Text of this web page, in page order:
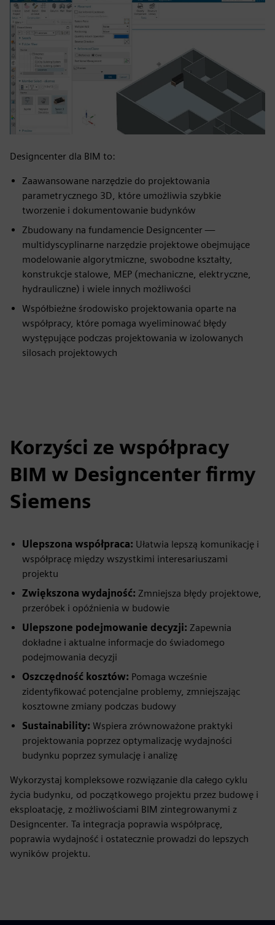
Designcenter dla BIM to:
Zaawansowane narzędzie do projektowania
parametrycznego 3D, które umożliwia szybkie
tworzenie i dokumentowanie budynków
Zbudowany na fundamencie Designcenter —
multidyscyplinarne narzędzie projektowe obejmujące
modelowanie algorytmiczne, swobodne kształty,
konstrukcje stalowe, MEP (mechaniczne, elektryczne,
hydrauliczne) i wiele innych możliwości
Współbieżne środowisko projektowania oparte na
współpracy, które pomaga wyeliminować błędy
występujące podczas projektowania w izolowanych
silosach projektowych
Korzyści ze współpracy
BIM w Designcenter firmy
Siemens
Ulepszona współpraca: Ułatwia lepszą komunikację i
współpracę między wszystkimi interesariuszami
projektu
Zwiększona wydajność: Zmniejsza błędy projektowe,
przeróbek i opóźnienia w budowie
Ulepszone podejmowanie decyzji: Zapewnia
dokładne i aktualne informacje do świadomego
podejmowania decyzji
Oszczędność kosztów: Pomaga wcześnie
zidentyfikować potencjalne problemy, zmniejszając
kosztowne zmiany podczas budowy
Sustainability: Wspiera zrównoważone praktyki
projektowania poprzez optymalizację wydajności
budynku poprzez symulację i analizę
Wykorzystaj kompleksowe rozwiązanie dla całego cyklu
życia budynku, od początkowego projektu przez budowę i
eksploatację, z możliwościami BIM zintegrowanymi z
Designcenter. Ta integracja poprawia współpracę,
poprawia wydajność i ostatecznie prowadzi do lepszych
wyników projektu.